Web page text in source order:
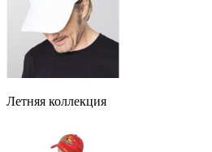
Летняя коллекция